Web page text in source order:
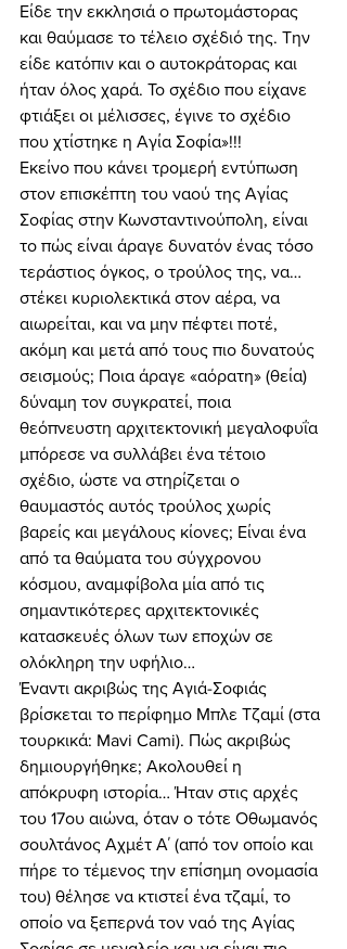
Είδε την εκκλησιά ο πρωτομάστορας
και θαύμασε το τέλειο σχέδιό της. Την
είδε κατόπιν και ο αυτοκράτορας και
ήταν όλος χαρά. Το σχέδιο που είχανε
φτιάξει οι μέλισσες, έγινε το σχέδιο
που χτίστηκε η Αγία Σοφία»!!!
Εκείνο που κάνει τρομερή εντύπωση
στον επισκέπτη του ναού της Αγίας
Σοφίας στην Κωνσταντινούπολη, είναι
το πώς είναι άραγε δυνατόν ένας τόσο
τεράστιος όγκος, ο τρούλος της, να…
στέκει κυριολεκτικά στον αέρα, να
αιωρείται, και να μην πέφτει ποτέ,
ακόμη και μετά από τους πιο δυνατούς
σεισμούς; Ποια άραγε «αόρατη» (θεία)
δύναμη τον συγκρατεί, ποια
θεόπνευστη αρχιτεκτονική μεγαλοφυΐα
μπόρεσε να συλλάβει ένα τέτοιο
σχέδιο, ώστε να στηρίζεται ο
θαυμαστός αυτός τρούλος χωρίς
βαρείς και μεγάλους κίονες; Είναι ένα
από τα θαύματα του σύγχρονου
κόσμου, αναμφίβολα μία από τις
σημαντικότερες αρχιτεκτονικές
κατασκευές όλων των εποχών σε
ολόκληρη την υφήλιο…
Έναντι ακριβώς της Αγιά-Σοφιάς
βρίσκεται το περίφημο Μπλε Τζαμί (στα
τουρκικά: Mavi Cami). Πώς ακριβώς
δημιουργήθηκε; Ακολουθεί η
απόκρυφη ιστορία… Ήταν στις αρχές
του 17ου αιώνα, όταν ο τότε Οθωμανός
σουλτάνος Αχμέτ Α΄ (από τον οποίο και
πήρε το τέμενος την επίσημη ονομασία
του) θέλησε να κτιστεί ένα τζαμί, το
οποίο να ξεπερνά τον ναό της Αγίας